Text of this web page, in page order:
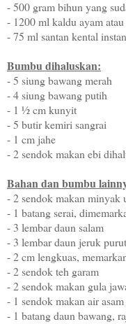
- 500 gram bihun yang
- 1200 ml kaldu ayam
- 75 ml santan kental instan
Bumbu dihaluskan:
- 5 siung bawang merah
- 4 siung bawang putih
- 1 ½ cm kunyit
- 5 butir kemiri sangrai
- 1 cm jahe
- 2 sendok makan ebi
Bahan dan bumbu
- 2 sendok makan minyak
- 1 batang serai,
- 3 lembar daun salam
- 3 lembar daun jeruk purut
- 2 cm lengkuas,
- 2 sendok teh garam
- 2 sendok makan gula
- 1 sendok makan air
- 1 batang daun bawang,